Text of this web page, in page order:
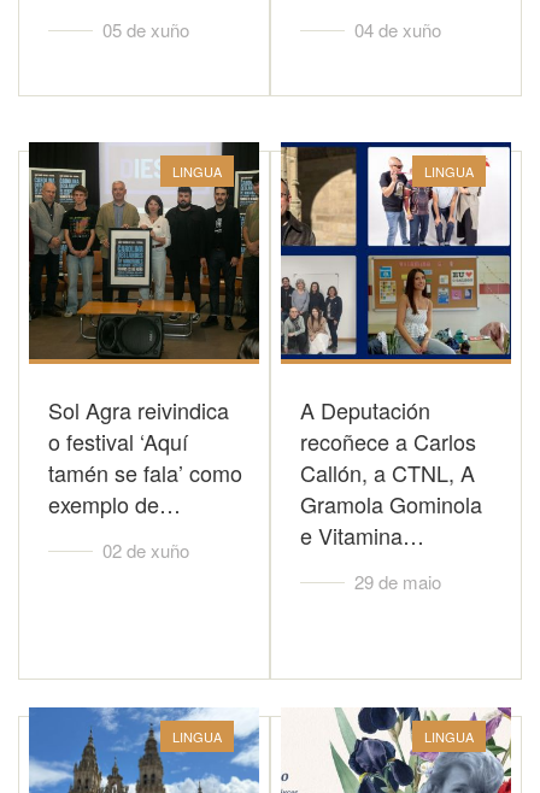
05 de xuño 04 de xuño
LINGUA
Sol Agra reivindica
o festival ‘Aquí
tamén se fala’ como
exemplo de…
02 de xuño
LINGUA
A Deputación
recoñece a Carlos
Callón, a CTNL, A
Gramola Gominola
e Vitamina…
29 de maio
LINGUA LINGUA